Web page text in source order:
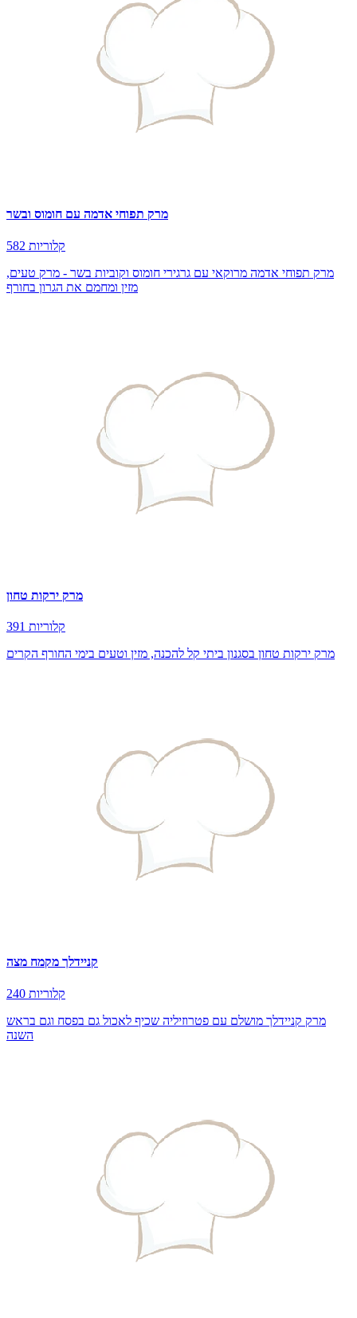
מרק תפוחי אדמה עם חומוס ובשר
582 קלוריות
מרק תפוחי אדמה מרוקאי עם גרגירי חומוס וקוביות בשר - מרק טעים,
מזין ומחמם את הגרון בחורף
מרק ירקות טחון
391 קלוריות
מרק ירקות טחון בסגנון ביתי קל להכנה, מזין וטעים בימי החורף הקרים
קניידלך מקמח מצה
240 קלוריות
מרק קניידלך מושלם עם פטרוזיליה שכיף לאכול גם בפסח וגם בראש
השנה